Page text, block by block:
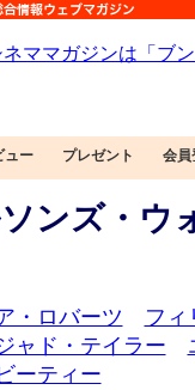
ュー プレゼント 会員
ンズ・ウ
・ロバーツ
フィ
ャド・テイラー
ーティー